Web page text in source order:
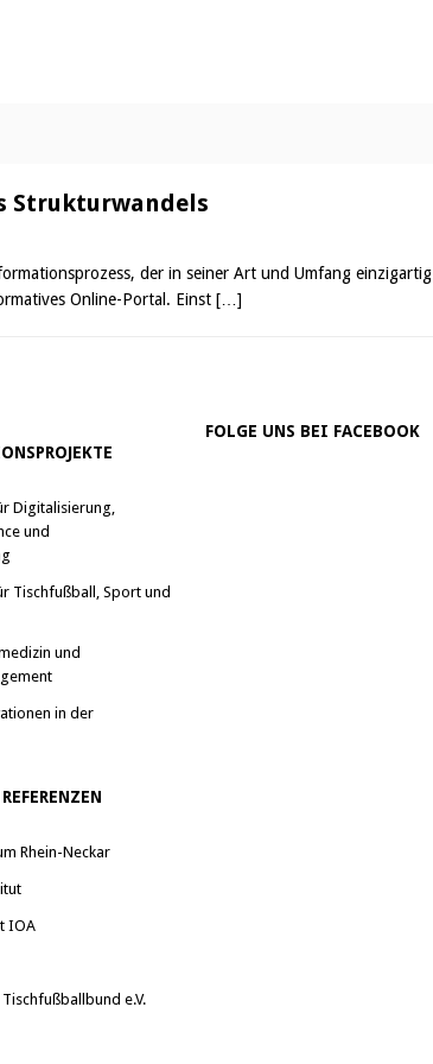
Strukturwandels
der in seiner Art und Umfang
Online-Portal. Einst […]
Digitalisierung,
und
Tischfußball, Sport und
und
in der
Rhein-Neckar
IOA
e.V.
FOLGE UNS BEI FACEBOOK